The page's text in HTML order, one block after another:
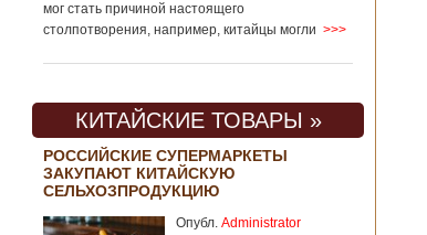
мог стать причиной настоящего
столпотворения, например, китайцы могли >>>
КИТАЙСКИЕ ТОВАРЫ »
РОССИЙСКИЕ СУПЕРМАРКЕТЫ
ЗАКУПАЮТ КИТАЙСКУЮ
СЕЛЬХОЗПРОДУКЦИЮ
Опубл. Administrator